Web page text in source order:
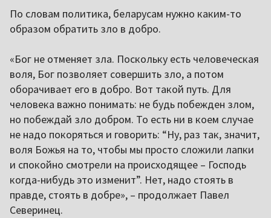
По словам политика, беларусам нужно каким-то
образом обратить зло в добро.
«Бог не отменяет зла. Поскольку есть человеческая
воля, Бог позволяет совершить зло, а потом
оборачивает его в добро. Вот такой путь. Для
человека важно понимать: не будь побежден злом,
но побеждай зло добром. То есть ни в коем случае
не надо покоряться и говорить: “Ну, раз так, значит,
воля Божья на то, чтобы мы просто сложили лапки
и спокойно смотрели на происходящее – Господь
когда-нибудь это изменит”. Нет, надо стоять в
правде, стоять в добре», – продолжает Павел
Северинец.